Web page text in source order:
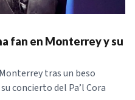
fan en Monterrey y su
tras un beso
concierto del Pa’l Cora